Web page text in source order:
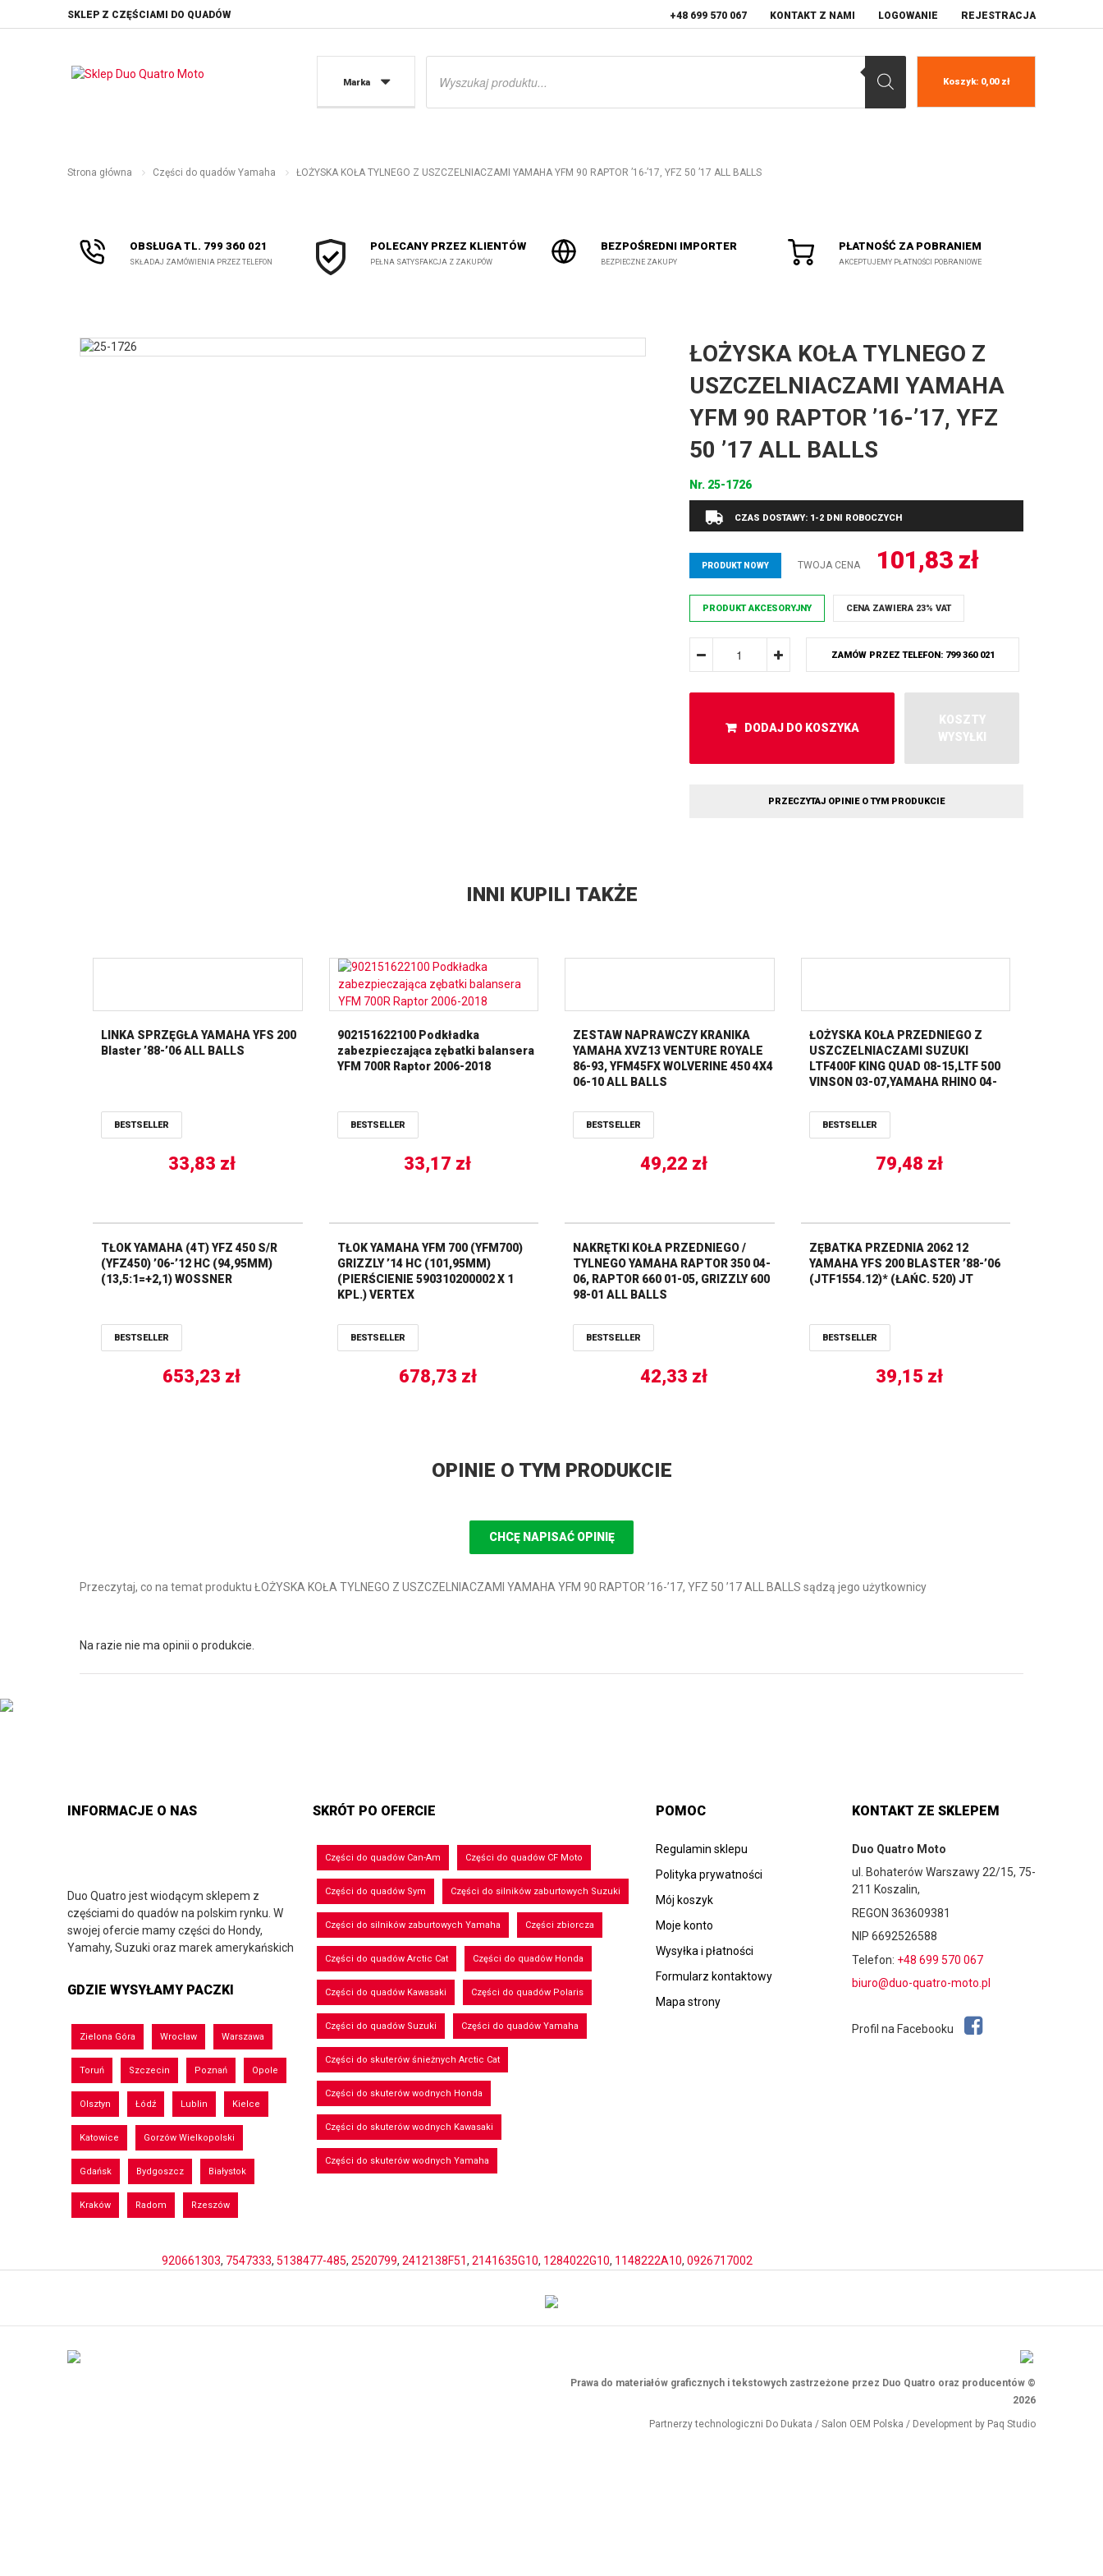
SKLEP Z CZĘŚCIAMI DO QUADÓW +48 699 570 067 KONTAKT Z NAMI LOGOWANIE REJESTRACJA
Marka
Wyszukiwarka
Koszyk: 0,00 zł
Strona główna Części do quadów Yamaha ŁOŻYSKA KOŁA TYLNEGO Z USZCZELNIACZAMI YAMAHA YFM 90 RAPTOR ’16-’17, YFZ 50 ’17 ALL BALLS
OBSŁUGA TL. 799 360 021
SKŁADAJ ZAMÓWIENIA PRZEZ TELEFON
POLECANY PRZEZ KLIENTÓW
PEŁNA SATYSFAKCJA Z ZAKUPÓW
BEZPOŚREDNI IMPORTER
BEZPIECZNE ZAKUPY
PŁATNOŚĆ ZA POBRANIEM
AKCEPTUJEMY PŁATNOŚCI POBRANIOWE
ŁOŻYSKA KOŁA TYLNEGO Z
USZCZELNIACZAMI YAMAHA
YFM 90 RAPTOR ’16-’17, YFZ
50 ’17 ALL BALLS
Nr. 25-1726
CZAS DOSTAWY: 1-2 DNI ROBOCZYCH
PRODUKT NOWY TWOJA CENA 101,83 zł
PRODUKT AKCESORYJNY CENA ZAWIERA 23% VAT
ZAMÓW PRZEZ TELEFON: 799 360 021
DODAJ DO KOSZYKA
KOSZTY
WYSYŁKI
PRZECZYTAJ OPINIE O TYM PRODUKCIE
INNI KUPILI TAKŻE
LINKA SPRZĘGŁA YAMAHA YFS 200
Blaster ’88-’06 ALL BALLS
BESTSELLER
33,83 zł
902151622100 Podkładka
zabezpieczająca zębatki balansera
YFM 700R Raptor 2006-2018
BESTSELLER
33,17 zł
ZESTAW NAPRAWCZY KRANIKA
YAMAHA XVZ13 VENTURE ROYALE
86-93, YFM45FX WOLVERINE 450 4X4
06-10 ALL BALLS
BESTSELLER
49,22 zł
ŁOŻYSKA KOŁA PRZEDNIEGO Z
USZCZELNIACZAMI SUZUKI
LTF400F KING QUAD 08-15,LTF 500
VINSON 03-07,YAMAHA RHINO 04-
400/450 ALL BALLS
BESTSELLER
79,48 zł
TŁOK YAMAHA (4T) YFZ 450 S/R
(YFZ450) ’06-’12 HC (94,95MM)
(13,5:1=+2,1) WOSSNER
BESTSELLER
653,23 zł
TŁOK YAMAHA YFM 700 (YFM700)
GRIZZLY ’14 HC (101,95MM)
(PIERŚCIENIE 590310200002 X 1
KPL.) VERTEX
BESTSELLER
678,73 zł
NAKRĘTKI KOŁA PRZEDNIEGO /
TYLNEGO YAMAHA RAPTOR 350 04-
06, RAPTOR 660 01-05, GRIZZLY 600
98-01 ALL BALLS
BESTSELLER
42,33 zł
ZĘBATKA PRZEDNIA 2062 12
YAMAHA YFS 200 BLASTER ’88-’06
(JTF1554.12)* (ŁAŃC. 520) JT
BESTSELLER
39,15 zł
OPINIE O TYM PRODUKCIE
CHCĘ NAPISAĆ OPINIĘ
Przeczytaj, co na temat produktu ŁOŻYSKA KOŁA TYLNEGO Z USZCZELNIACZAMI YAMAHA YFM 90 RAPTOR ’16-’17, YFZ 50 ’17 ALL BALLS sądzą jego użytkownicy
Na razie nie ma opinii o produkcie.
INFORMACJE O NAS
Duo Quatro jest wiodącym sklepem z
częściami do quadów na polskim rynku. W
swojej ofercie mamy części do Hondy,
Yamahy, Suzuki oraz marek amerykańskich
GDZIE WYSYŁAMY PACZKI
Zielona Góra Wrocław Warszawa
Toruń Szczecin Poznań Opole
Olsztyn Łódź Lublin Kielce
Katowice Gorzów Wielkopolski
Gdańsk Bydgoszcz Białystok
Kraków Radom Rzeszów
SKRÓT PO OFERCIE
Części do quadów Can-Am Części do quadów CF Moto
Części do quadów Sym Części do silników zaburtowych Suzuki
Części do silników zaburtowych Yamaha Części zbiorcza
Części do quadów Arctic Cat Części do quadów Honda
Części do quadów Kawasaki Części do quadów Polaris
Części do quadów Suzuki Części do quadów Yamaha
Części do skuterów śnieżnych Arctic Cat
Części do skuterów wodnych Honda
Części do skuterów wodnych Kawasaki
Części do skuterów wodnych Yamaha
POMOC
Regulamin sklepu
Polityka prywatności
Mój koszyk
Moje konto
Wysyłka i płatności
Formularz kontaktowy
Mapa strony
KONTAKT ZE SKLEPEM
Duo Quatro Moto
ul. Bohaterów Warszawy 22/15, 75-
211 Koszalin,
REGON 363609381
NIP 6692526588
Telefon: +48 699 570 067
biuro@duo-quatro-moto.pl
Profil na Facebooku
920661303, 7547333, 5138477-485, 2520799, 2412138F51, 2141635G10, 1284022G10, 1148222A10, 0926717002
Prawa do materiałów graficznych i tekstowych zastrzeżone przez Duo Quatro oraz producentów ©
2026
Partnerzy technologiczni Do Dukata / Salon OEM Polska / Development by Paq Studio